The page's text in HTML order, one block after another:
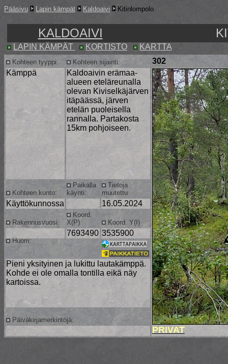
Pääsivu Lapin kämpät Kaldoaivi Kitinlompolo
KALDOAIVI
LAPIN KÄMPÄT KORTISTO KARTTA
Kohteen tyyppi: Kohteen sijainti:
302
Kämppä
Kaldoaivin erämaa-
alueen eteläreunalla
olevan Kiviselkäjärven
itäpäässä, järven
etelän puoleisella
rannalla. Partakosta
15km pohjoiseen.
PRIVAT
Kohteen kunto:
Paikalla
käynti:
Tietoja
muutettu
Käyttökunnossa 16.05.2024
Rakennusvuosi:
Koord.
X(P)
Koord. Y(I)
7693490 3535900
Huom:
Pieni yksityinen ja lukittu lautakämppä.
Kohde ei ole omalla tontilla eikä näy
kartoissa.
Päiväkirjamerkintöjä: